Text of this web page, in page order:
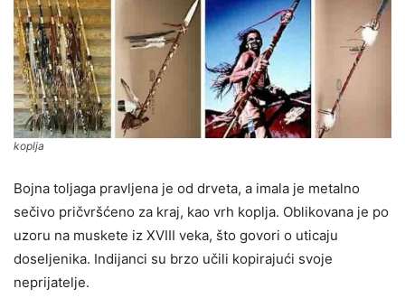
koplja
Bojna toljaga pravljena je od drveta, a imala je metalno
sečivo pričvršćeno za kraj, kao vrh koplja. Oblikovana je po
uzoru na muskete iz XVIII veka, što govori o uticaju
doseljenika. Indijanci su brzo učili kopirajući svoje
neprijatelje.